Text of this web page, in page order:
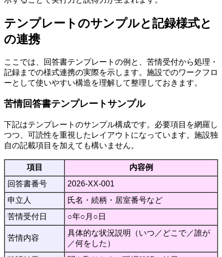
テンプレートのサンプルと記録様式と
の連携
ここでは、回答書テンプレートの例と、苦情受付から処理・
記録までの様式連携の実際を示します。施設でのワークフロ
ーとして使いやすい構造を理解して整理しておきます。
苦情回答書テンプレートサンプル
下記はテンプレートのサンプル構成です。必要項目を網羅し
つつ、可読性を重視したレイアウトになっています。施設独
自の記載項目を加えても構いません。
項目
内容例
回答書番号
2026-XX-001
申立人
氏名・続柄・居室番号など
苦情受付日
○年○月○日
苦情内容
具体的な状況説明（いつ／どこで／誰が
／何をした）